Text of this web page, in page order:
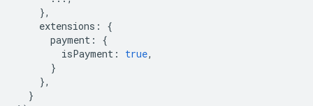
},
extensions :
{
payment :
{
isPayment : true,
}
},
}